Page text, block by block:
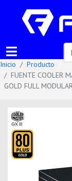
Inicio
Producto
FUENTE COOLER
GOLD FULL